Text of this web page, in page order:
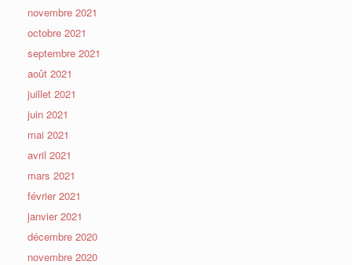
novembre 2021
octobre 2021
septembre 2021
août 2021
juillet 2021
juin 2021
mai 2021
avril 2021
mars 2021
février 2021
janvier 2021
décembre 2020
novembre 2020